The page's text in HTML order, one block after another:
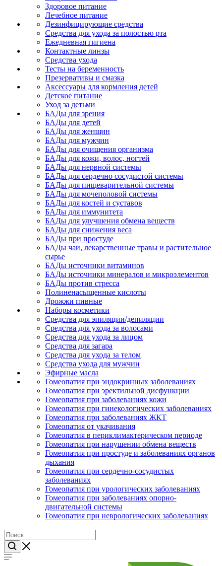
Здоровое питание
Лечебное питание
Дезинфицирующие средства
Средства для ухода за полостью рта
Ежедневная гигиена
Контактные линзы
Средства ухода
Тесты на беременность
Презервативы и смазка
Аксессуары для кормления детей
Детское питание
Уход за детьми
БАДы для зрения
БАДы для детей
БАДы для женщин
БАДы для мужчин
БАДы для очищения организма
БАДы для кожи, волос, ногтей
БАДы для нервной системы
БАДы для сердечно сосудистой системы
БАДы для пищеварительной системы
БАДы для мочеполовой системы
БАДы для костей и суставов
БАДы для иммунитета
БАДы для улучшения обмена веществ
БАДы для снижения веса
БАДы при простуде
БАДы чаи, лекарственные травы и растительное
сырье
БАДы источники витаминов
БАДы источники минералов и микроэлементов
БАДы против стресса
Полиненасыщенные кислоты
Дрожжи пивные
Наборы косметики
Средства для эпиляции/депиляции
Средства для ухода за волосами
Средства для ухода за лицом
Средства для загара
Средства для ухода за телом
Средства ухода для мужчин
Эфирные масла
Гомеопатия при эндокринных заболеваниях
Гомеопатия при эректильной дисфункции
Гомеопатия при заболеваниях кожи
Гомеопатия при гинекологических заболеваниях
Гомеопатия при заболеваниях ЖКТ
Гомеопатия от укачивания
Гомеопатия в периклимактерическом периоде
Гомеопатия при нарушении обмена веществ
Гомеопатия при простуде и заболеваниях органов
дыхания
Гомеопатия при сердечно-сосудистых
заболеваниях
Гомеопатия при урологических заболеваниях
Гомеопатия при заболеваниях опорно-
двигательной системы
Гомеопатия при неврологических заболеваниях